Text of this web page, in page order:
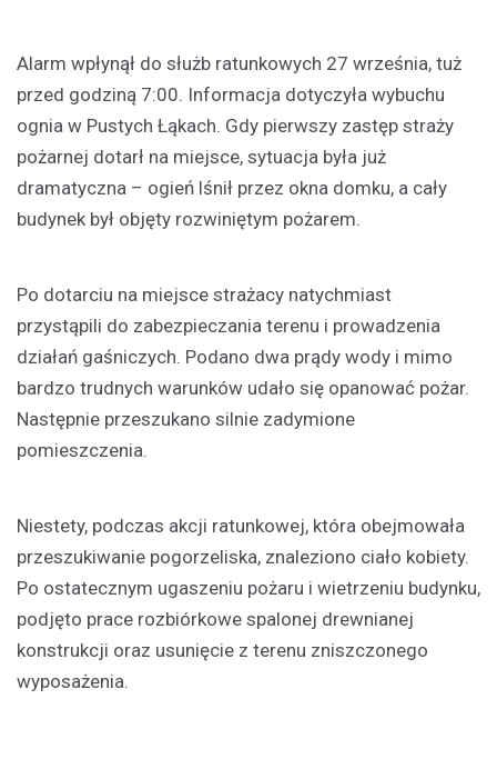
Alarm wpłynął do służb ratunkowych 27 września, tuż
przed godziną 7:00. Informacja dotyczyła wybuchu
ognia w Pustych Łąkach. Gdy pierwszy zastęp straży
pożarnej dotarł na miejsce, sytuacja była już
dramatyczna – ogień lśnił przez okna domku, a cały
budynek był objęty rozwiniętym pożarem.
Po dotarciu na miejsce strażacy natychmiast
przystąpili do zabezpieczania terenu i prowadzenia
działań gaśniczych. Podano dwa prądy wody i mimo
bardzo trudnych warunków udało się opanować pożar.
Następnie przeszukano silnie zadymione
pomieszczenia.
Niestety, podczas akcji ratunkowej, która obejmowała
przeszukiwanie pogorzeliska, znaleziono ciało kobiety.
Po ostatecznym ugaszeniu pożaru i wietrzeniu budynku,
podjęto prace rozbiórkowe spalonej drewnianej
konstrukcji oraz usunięcie z terenu zniszczonego
wyposażenia.